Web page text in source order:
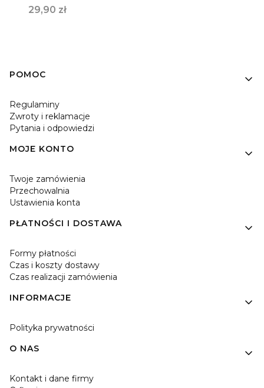
Cena
29,90 zł
Linki w stopce
POMOC
Regulaminy
Zwroty i reklamacje
Pytania i odpowiedzi
MOJE KONTO
Twoje zamówienia
Przechowalnia
Ustawienia konta
PŁATNOŚCI I DOSTAWA
Formy płatności
Czas i koszty dostawy
Czas realizacji zamówienia
INFORMACJE
Polityka prywatności
O NAS
Kontakt i dane firmy